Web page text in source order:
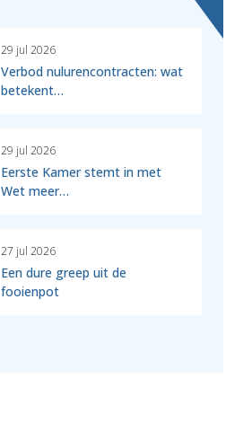
29 jul 2026
Verbod nulurencontracten: wat
betekent…
29 jul 2026
Eerste Kamer stemt in met
Wet meer…
27 jul 2026
Een dure greep uit de
fooienpot